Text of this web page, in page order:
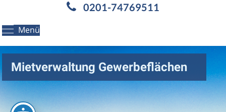
Menü
0201-74769511
Mietverwaltung Gewerbeflächen